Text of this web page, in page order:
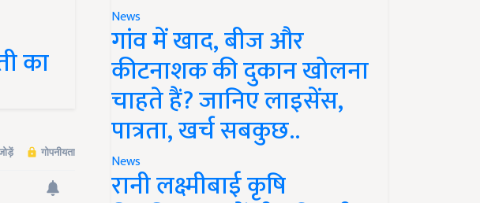
का
News
गांव में खाद, बीज और
कीटनाशक की दुकान खोलना
चाहते हैं? जानिए लाइसेंस,
पात्रता, खर्च सबकुछ..
News
रानी लक्ष्मीबाई कृषि